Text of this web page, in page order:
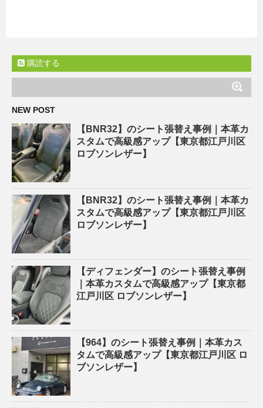
購読する
NEW POST
【BNR32】のシート張替え事例｜本革カ
スタムで高級感アップ【東京都江戸川区
ロブソンレザー】
【BNR32】のシート張替え事例｜本革カ
スタムで高級感アップ【東京都江戸川区
ロブソンレザー】
【ディフェンダー】のシート張替え事例
｜本革カスタムで高級感アップ【東京都
江戸川区 ロブソンレザー】
【964】のシート張替え事例｜本革カス
タムで高級感アップ【東京都江戸川区 ロ
ブソンレザー】